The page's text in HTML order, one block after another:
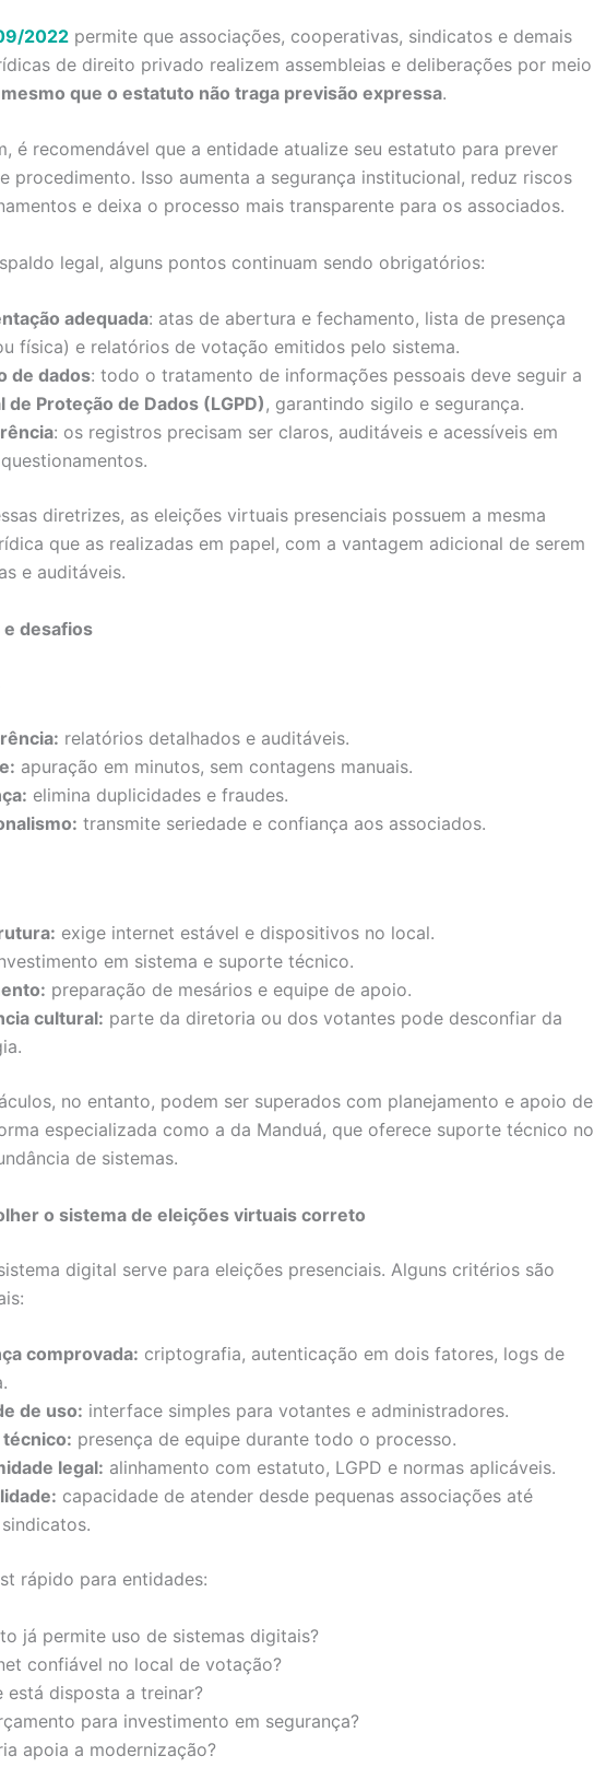
2022 permite que associações, cooperativas, sindicatos e demais
de direito privado realizem assembleias e deliberações por meio
mesmo que o estatuto não traga previsão expressa.
é recomendável que a entidade atualize seu estatuto para prever
procedimento. Isso aumenta a segurança institucional, reduz riscos
e deixa o processo mais transparente para os associados.
legal, alguns pontos continuam sendo obrigatórios:
adequada: atas de abertura e fechamento, lista de presença
física) e relatórios de votação emitidos pelo sistema.
de dados: todo o tratamento de informações pessoais deve seguir a
de Proteção de Dados (LGPD), garantindo sigilo e segurança.
: os registros precisam ser claros, auditáveis e acessíveis em
diretrizes, as eleições virtuais presenciais possuem a mesma
que as realizadas em papel, com a vantagem adicional de serem
e auditáveis.
desafios
relatórios detalhados e auditáveis.
apuração em minutos, sem contagens manuais.
elimina duplicidades e fraudes.
transmite seriedade e confiança aos associados.
exige internet estável e dispositivos no local.
em sistema e suporte técnico.
preparação de mesários e equipe de apoio.
cultural: parte da diretoria ou dos votantes pode desconfiar da
no entanto, podem ser superados com planejamento e apoio de
especializada como a da Manduá, que oferece suporte técnico no
de sistemas.
o sistema de eleições virtuais correto
digital serve para eleições presenciais. Alguns critérios são
comprovada: criptografia, autenticação em dois fatores, logs de
de uso: interface simples para votantes e administradores.
presença de equipe durante todo o processo.
legal: alinhamento com estatuto, LGPD e normas aplicáveis.
capacidade de atender desde pequenas associações até
rápido para entidades:
já permite uso de sistemas digitais?
confiável no local de votação?
está disposta a treinar?
para investimento em segurança?
apoia a modernização?